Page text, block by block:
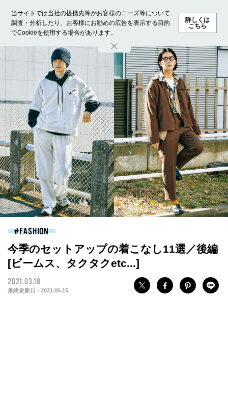
当サイトでは当社の提携先等がお客様のニーズ等について
調査・分析したり、お客様にお勧めの広告を表示する目的
でCookieを使用する場合があります。
詳しくは
こちら
ホーム モデル募集 ランキング ファッション ビューテ
FASHION
今季のセットアップの着こなし11選／後編
[ビームス、タクタクetc...]
2021.03.18
最終更新日 : 2021.06.15